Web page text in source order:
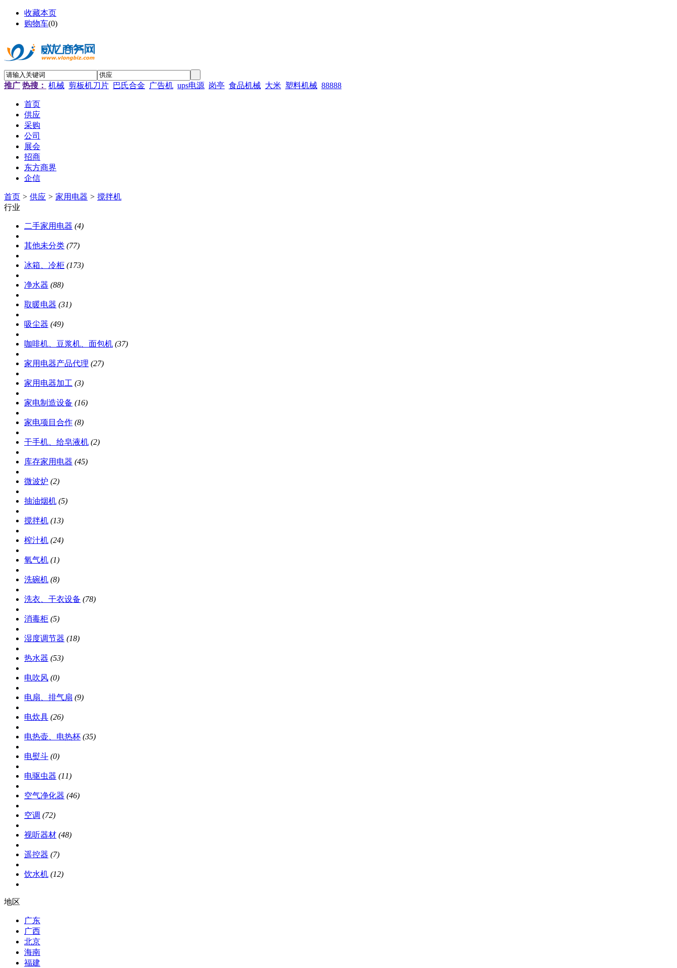
收藏本页
购物车(0)
推广 热搜： 机械 剪板机刀片 巴氏合金 广告机 ups电源 岗亭 食品机械 大米 塑料机械 88888
首页
供应
采购
公司
展会
招商
东方商界
企信
首页 > 供应 > 家用电器 > 搅拌机
行业
二手家用电器 (4)
其他未分类 (77)
冰箱、冷柜 (173)
净水器 (88)
取暖电器 (31)
吸尘器 (49)
咖啡机、豆浆机、面包机 (37)
家用电器产品代理 (27)
家用电器加工 (3)
家电制造设备 (16)
家电项目合作 (8)
干手机、给皂液机 (2)
库存家用电器 (45)
微波炉 (2)
抽油烟机 (5)
搅拌机 (13)
榨汁机 (24)
氧气机 (1)
洗碗机 (8)
洗衣、干衣设备 (78)
消毒柜 (5)
湿度调节器 (18)
热水器 (53)
电吹风 (0)
电扇、排气扇 (9)
电炊具 (26)
电热壶、电热杯 (35)
电熨斗 (0)
电驱虫器 (11)
空气净化器 (46)
空调 (72)
视听器材 (48)
遥控器 (7)
饮水机 (12)
地区
广东
广西
北京
海南
福建